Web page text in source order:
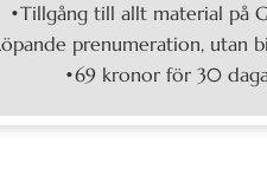
•Tillgång till allt material på
prenumeration, utan
•69 kronor för 30